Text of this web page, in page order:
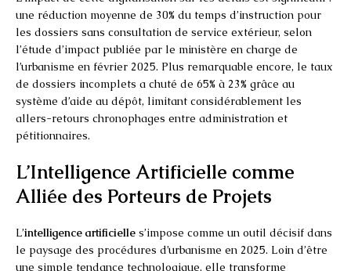
une réduction moyenne de 30% du temps d’instruction pour
les dossiers sans consultation de service extérieur, selon
l’étude d’impact publiée par le ministère en charge de
l’urbanisme en février 2025. Plus remarquable encore, le taux
de dossiers incomplets a chuté de 65% à 23% grâce au
système d’aide au dépôt, limitant considérablement les
allers-retours chronophages entre administration et
pétitionnaires.
L’Intelligence Artificielle comme
Alliée des Porteurs de Projets
L’intelligence artificielle s’impose comme un outil décisif dans
le paysage des procédures d’urbanisme en 2025. Loin d’être
une simple tendance technologique, elle transforme